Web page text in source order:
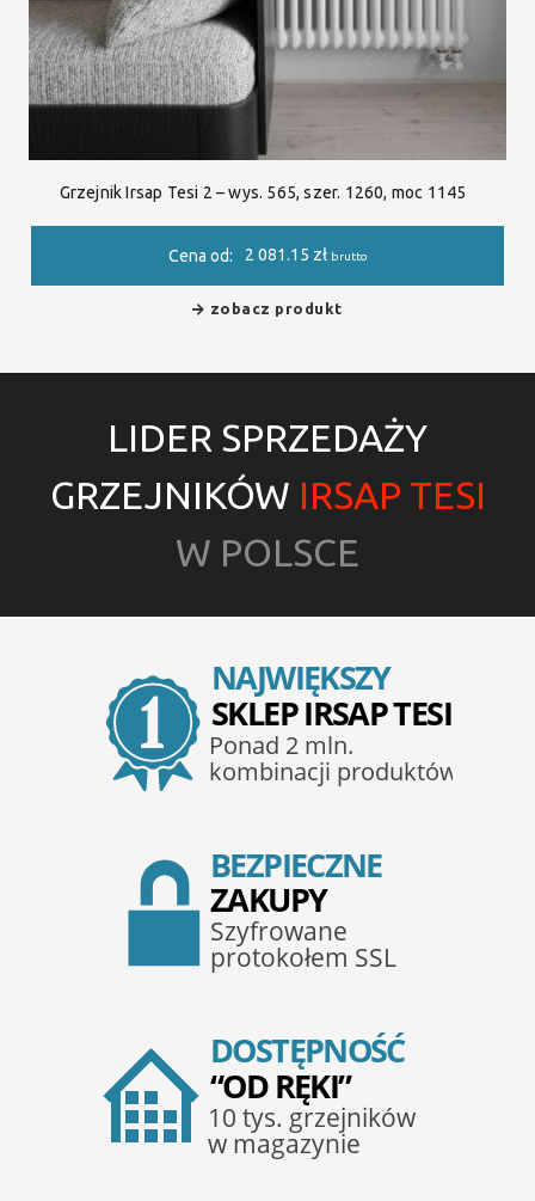
Grzejnik Irsap Tesi 2 – wys. 565, szer. 1260, moc 1145
Cena od: 2 081.15 zł brutto
zobacz produkt
LIDER SPRZEDAŻY
GRZEJNIKÓW IRSAP TESI
W POLSCE